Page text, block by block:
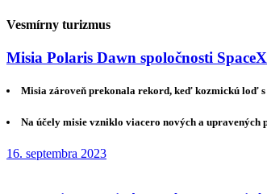
Vesmírny turizmus
Misia Polaris Dawn spoločnosti
Misia zároveň prekonala rekord, keď kozmickú loď
Na účely misie vzniklo viacero nových a upravených
16. septembra 2023